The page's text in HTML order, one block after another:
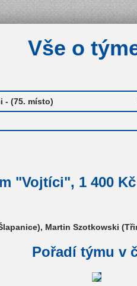
Vše o
"Vojtíci", 1 400
Martin Szotkowski
Pořadí týmu v